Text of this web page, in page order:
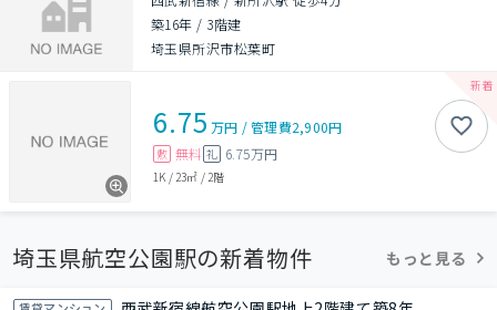
築16年 / 3階建
埼玉県所沢市松葉町
6.75 万円 /管理費2,900円
敷 無料 礼 6.75万円
1K / 23㎡ / 2階
埼玉県航空公園駅の新着物件 もっと見る